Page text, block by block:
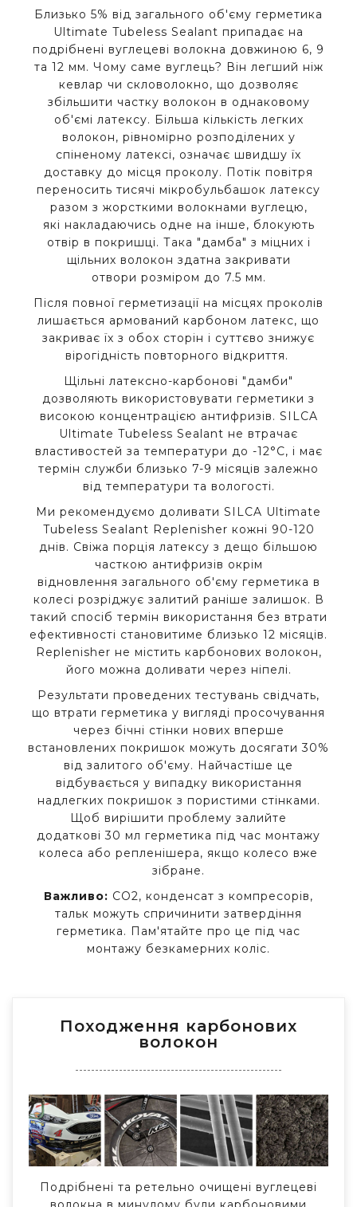
Близько 5% від загального об'єму герметика
Ultimate Tubeless Sealant припадає на
подрібнені вуглецеві волокна довжиною 6, 9
та 12 мм. Чому саме вуглець? Він легший ніж
кевлар чи скловолокно, що дозволяє
збільшити частку волокон в однаковому
об'ємі латексу. Більша кількість легких
волокон, рівномірно розподілених у
спіненому латексі, означає швидшу їх
доставку до місця проколу. Потік повітря
переносить тисячі мікробульбашок латексу
разом з жорсткими волокнами вуглецю,
які накладаючись одне на інше, блокують
отвір в покришці. Така "дамба" з міцних і
щільних волокон здатна закривати
отвори розміром до 7.5 мм.
Після повної герметизації на місцях проколів
лишається армований карбоном латекс, що
закриває їх з обох сторін і суттєво знижує
вірогідність повторного відкриття.
Щільні латексно-карбонові "дамби"
дозволяють використовувати герметики з
високою концентрацією антифризів. SILCA
Ultimate Tubeless Sealant не втрачає
властивостей за температури до -12°C, і має
термін служби близько 7-9 місяців залежно
від температури та вологості.
Ми рекомендуємо доливати SILCA Ultimate
Tubeless Sealant Replenisher кожні 90-120
днів. Свіжа порція латексу з дещо більшою
часткою антифризів окрім
відновлення загального об'єму герметика в
колесі розріджує залитий раніше залишок. В
такий спосіб термін використання без втрати
ефективності становитиме близько 12 місяців.
Replenisher не містить карбонових волокон,
його можна доливати через ніпелі.
Результати проведених тестувань свідчать,
що втрати герметика у вигляді просочування
через бічні стінки нових вперше
встановлених покришок можуть досягати 30%
від залитого об'єму. Найчастіше це
відбувається у випадку використання
надлегких покришок з пористими стінками.
Щоб вирішити проблему залийте
додаткові 30 мл герметика під час монтажу
колеса або репленішера, якщо колесо вже
зібране.
Важливо: CO2, конденсат з компресорів,
тальк можуть спричинити затвердіння
герметика. Пам'ятайте про це під час
монтажу безкамерних коліс.
Походження карбонових
волокон
Подрібнені та ретельно очищені вуглецеві